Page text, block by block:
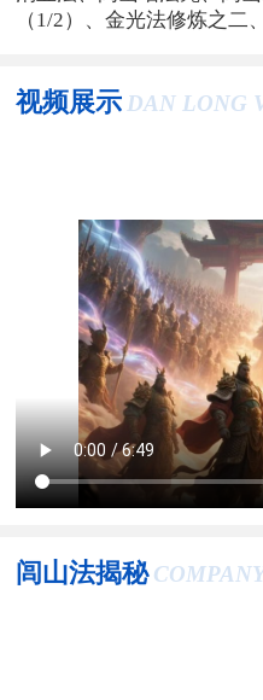
（1/2）、金光法修炼之二
视频展示 DAN LONG
闾山法揭秘